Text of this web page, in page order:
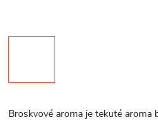
Broskvové aroma je tekuté aroma